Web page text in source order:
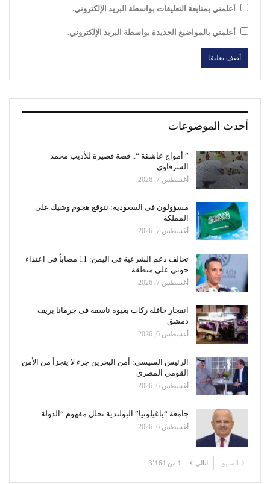
أعلمني بمتابعة التعليقات بواسطة البريد الإلكتروني.
أعلمني بالمواضيع الجديدة بواسطة البريد الإلكتروني.
أحدث الموضوعات
” أمواج عاشقة “.. قصة قصيرة للأديب محمد
الشرقاوي
أغسطس 7, 2026
مسؤولون فى السعودية: نتوقع هجوم وشيك على
المملكة
أغسطس 7, 2026
تحالف دعم الشرعية في اليمن: 11 مصاباً في اعتداء
حوثى على منطقة…
أغسطس 7, 2026
انفجار حافلة ركاب بعبوة ناسفة فى جرمانا بريف
دمشق
أغسطس 6, 2026
الرئيس السيسى: أمن البحرين جزء لا يتجزأ من الأمن
القومى المصرى
أغسطس 6, 2026
جامعة “ياغيلونيا” البولندية تحلل مفهوم “الدولة…
أغسطس 6, 2026
السابق التالي 1 من 3٬164